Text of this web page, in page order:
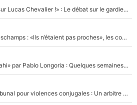
«Admets que tu t'es trompé sur Lucas Chevalier !» : Le débat sur le gardien du PSG vire au clash à l'After Foot
Zinédine Zidane et Didier Deschamps : «Ils n’étaient pas proches», les confidences d’un membre de l’équipe de France 1998 sur leur relation spéciale
Medhi Benatia s'est «senti trahi» par Pablo Longoria : Quelques semaines après son départ, l'ancien directeur de football de l'OM règle ses comptes
Des terrains de Ligue 1 au tribunal pour violences conjugales : Un arbitre français encourt une peine de 18 mois de prison !